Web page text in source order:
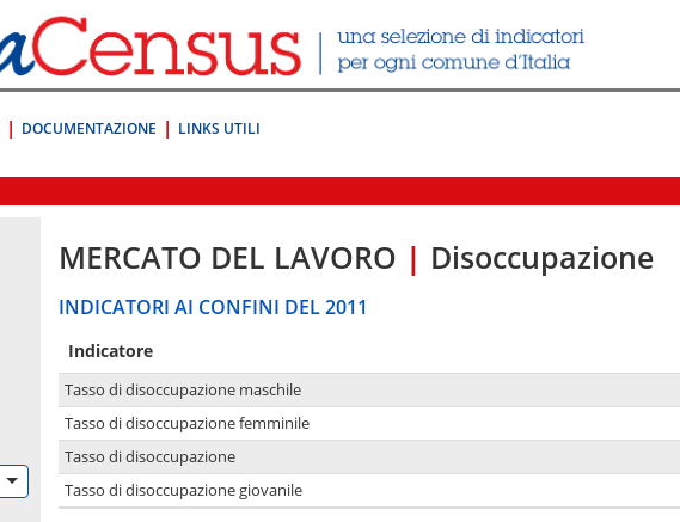
DOCUMENTAZIONE LINKS UTILI
MERCATO DEL LAVORO | Disoccupazione
INDICATORI AI CONFINI DEL 2011
Indicatore
Tasso di disoccupazione maschile
Tasso di disoccupazione femminile
Tasso di disoccupazione
Tasso di disoccupazione giovanile